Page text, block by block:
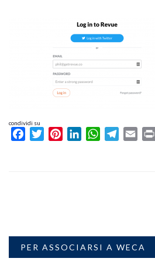
condividi su
FacebookTwitterPinterestLinkedInWhatsAppTelegram
Email
PER ASSOCIARSI A WECA